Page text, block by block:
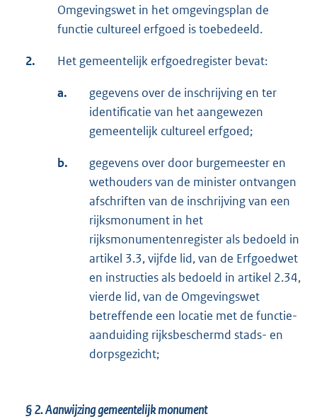
Omgevingswet in het omgevingsplan de
functie cultureel erfgoed is toebedeeld.
2. Het gemeentelijk erfgoedregister bevat:
a.
gegevens over de inschrijving en ter
identificatie van het aangewezen
gemeentelijk cultureel erfgoed;
b.
gegevens over door burgemeester en
wethouders van de minister ontvangen
afschriften van de inschrijving van een
rijksmonument in het
rijksmonumentenregister als bedoeld in
artikel 3.3, vijfde lid, van de Erfgoedwet
en instructies als bedoeld in artikel 2.34,
vierde lid, van de Omgevingswet
betreffende een locatie met de functie-
aanduiding rijksbeschermd stads- en
dorpsgezicht;
§ 2.Aanwijzing gemeentelijk monument